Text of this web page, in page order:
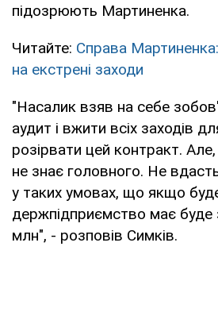
підозрюють Мартиненка.
Читайте: Справа
на екстрені заходи
"Насалик взяв на себе
аудит і вжити всіх заходів
розірвати цей контракт.
не знає головного. Не
у таких умовах, що якщо
держпідприємство має буде
млн", - розповів Симків.